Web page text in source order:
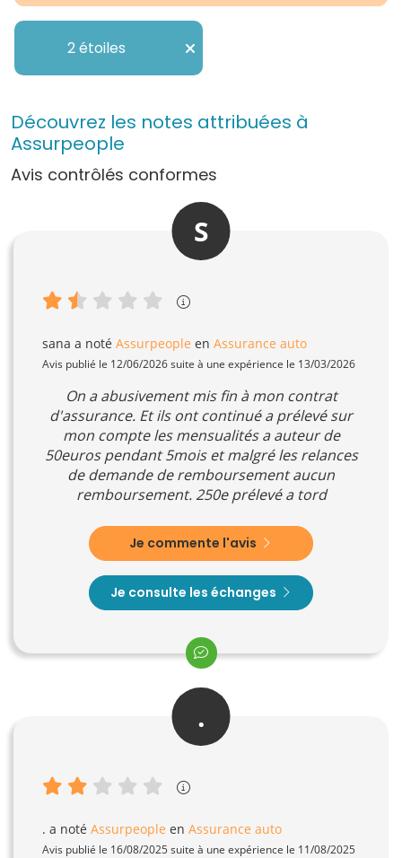
2 étoiles
Découvrez les notes attribuées à
Assurpeople
Avis contrôlés conformes
S
sana a noté Assurpeople en Assurance auto
Avis publié le 12/06/2026 suite à une expérience le 13/03/2026
On a abusivement mis fin à mon contrat
d'assurance. Et ils ont continué a prélevé sur
mon compte les mensualités a auteur de
50euros pendant 5mois et malgré les relances
de demande de remboursement aucun
remboursement. 250e prélevé a tord
Je commente l'avis
Je consulte les échanges
.
. a noté Assurpeople en Assurance auto
Avis publié le 16/08/2025 suite à une expérience le 11/08/2025